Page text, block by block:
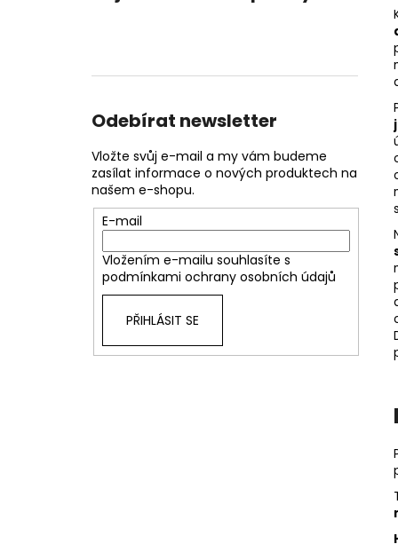
Odebírat newsletter
Vložte svůj e-mail a my vám budeme
zasílat informace o nových produktech na
našem e-shopu.
E-mail
Vložením e-mailu souhlasíte s
podmínkami ochrany osobních údajů
PŘIHLÁSIT SE